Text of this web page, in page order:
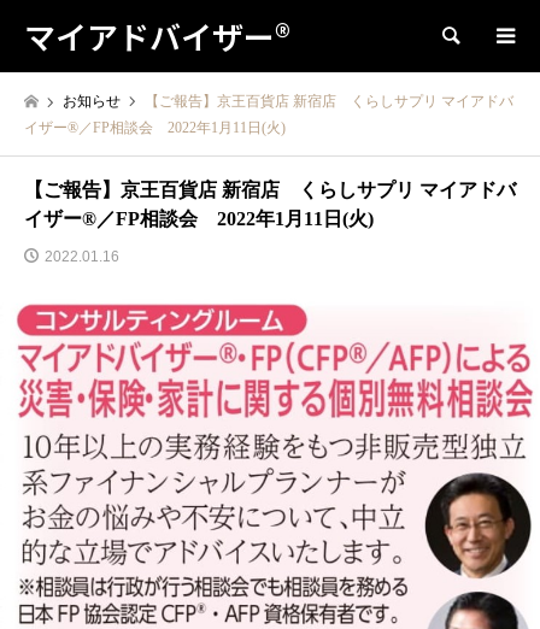
マイアドバイザー® 検索
お知らせ
【ご報告】京王百貨店 新宿店 くらしサプリ マイアドバ
イザー®／FP相談会 2022年1月11日(火)
【ご報告】京王百貨店 新宿店 くらしサプリ マイアドバ
イザー®／FP相談会 2022年1月11日(火)
2022.01.16